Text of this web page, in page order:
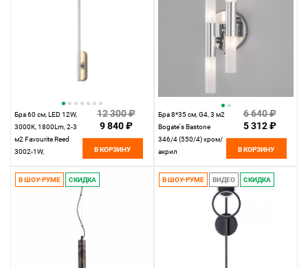
Бра 60 см, LED 12W,
3000K, 1800Lm, 2-3
м2 Favourite Reed
3002-1W,
каркас светильника
в цвете никель
12 300 ₽
9 840 ₽
В КОРЗИНУ
Бра 8*35 см, G4, 3 м2
Bogate's Bastone
346/4 (550/4) хром/
акрил
6 640 ₽
5 312 ₽
В КОРЗИНУ
В ШОУ-РУМЕ СКИДКА В ШОУ-РУМЕ ВИДЕО СКИДКА